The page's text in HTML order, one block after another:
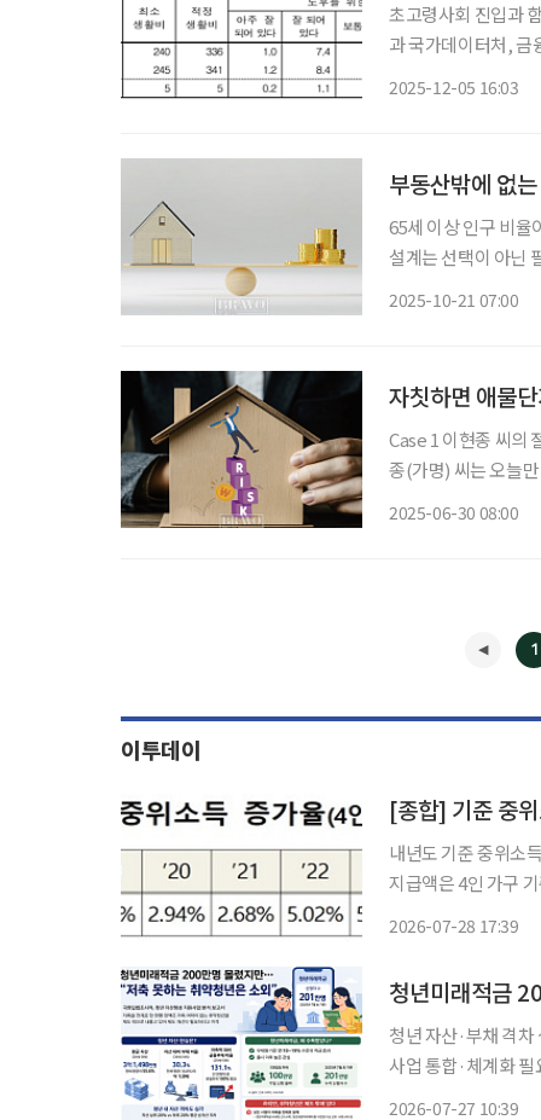
초고령사회 진입과 함께
과 국가데이터처,
2025-12-05 16:03
부동산밖에 없
65세 이상 인구 비율
설계는 선택이 아닌
2025-10-21 07:00
자칫하면 애물
Case 1 이현종 씨의 절대농지
종(가명) 씨는 오늘
2025-06-30 08:00
1
이투데이
[종합] 기준 중
내년도 기준 중위소
지급액은 4인 가구 기준 221
2026-07-28 17:39
청년미래적금
청년 자산·부채 격
사업 통합·체계화 필요 정부의 청년 자산형성 지원 정책이 흥행을 이어가고 있지만
2026-07-27 10:39